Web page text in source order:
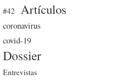
#42
Artículos
coronavirus
covid-19
Dossier
Entrevistas